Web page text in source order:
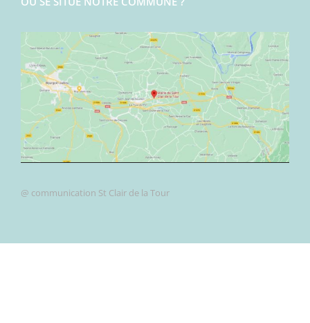
@ communication St Clair de la Tour